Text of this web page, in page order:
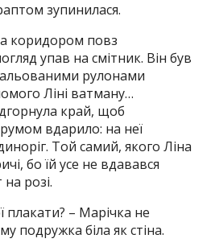
зупинилася.
коридором повз
упав на смітник. Він був
рулонами
Ліні ватману…
край, щоб
вдарило: на неї
Той самий, якого Ліна
бо їй усе не вдавався
розі.
– Марічка не
подружка біла як стіна.